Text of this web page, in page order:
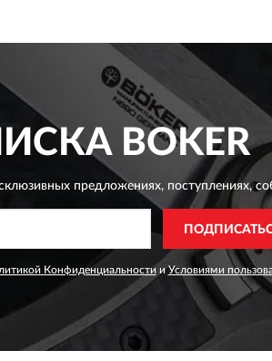
BOKER
предложениях,поступлениях,
Конфиденциальности иУсловиями